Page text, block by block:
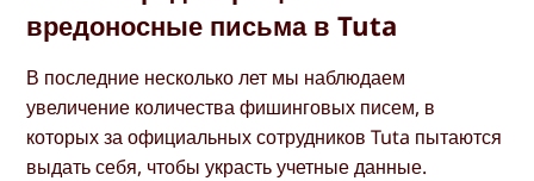
вредоносные письма в Tuta
В последние несколько лет мы наблюдаем
увеличение количества фишинговых писем, в
которых за официальных сотрудников Tuta пытаются
выдать себя, чтобы украсть учетные данные.